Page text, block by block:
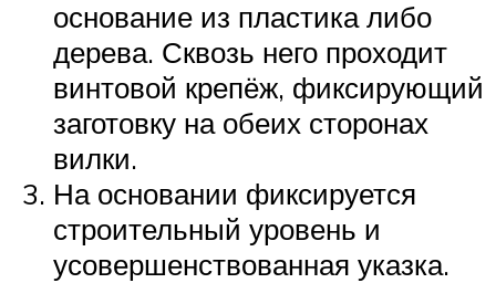
основание из пластика либо
дерева. Сквозь него проходит
винтовой крепёж, фиксирующий
заготовку на обеих сторонах
вилки.
На основании фиксируется
строительный уровень и
усовершенствованная указка.